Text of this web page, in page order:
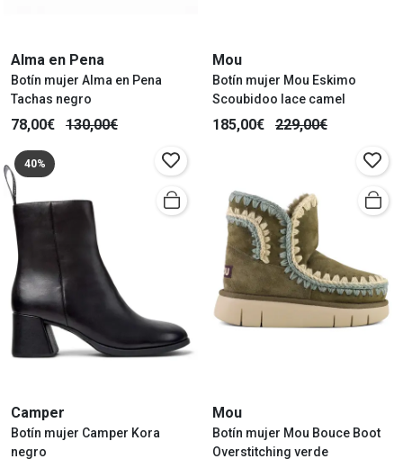
Alma en Pena
Botín mujer Alma en Pena
Tachas negro
78,00€ 130,00€
Mou
Botín mujer Mou Eskimo
Scoubidoo lace camel
185,00€ 229,00€
40%
Camper
Botín mujer Camper Kora
negro
Mou
Botín mujer Mou Bouce Boot
Overstitching verde